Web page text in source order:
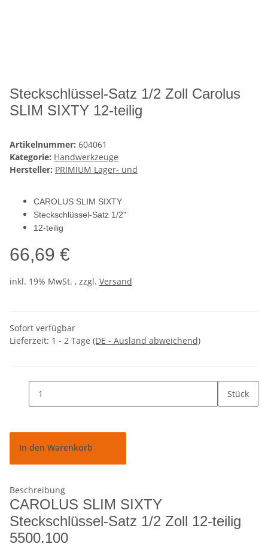
Steckschlüssel-Satz 1/2 Zoll Carolus
SLIM SIXTY 12-teilig
Artikelnummer: 604061
Kategorie: Handwerkzeuge
Hersteller: PRIMIUM Lager- und
CAROLUS SLIM SIXTY
Steckschlüssel-Satz 1/2"
12-teilig
66,69 €
inkl. 19% MwSt. , zzgl. Versand
Sofort verfügbar
Lieferzeit: 1 - 2 Tage (DE - Ausland abweichend)
Stück
In den Warenkorb
Beschreibung
CAROLUS SLIM SIXTY
Steckschlüssel-Satz 1/2 Zoll 12-teilig
5500.100